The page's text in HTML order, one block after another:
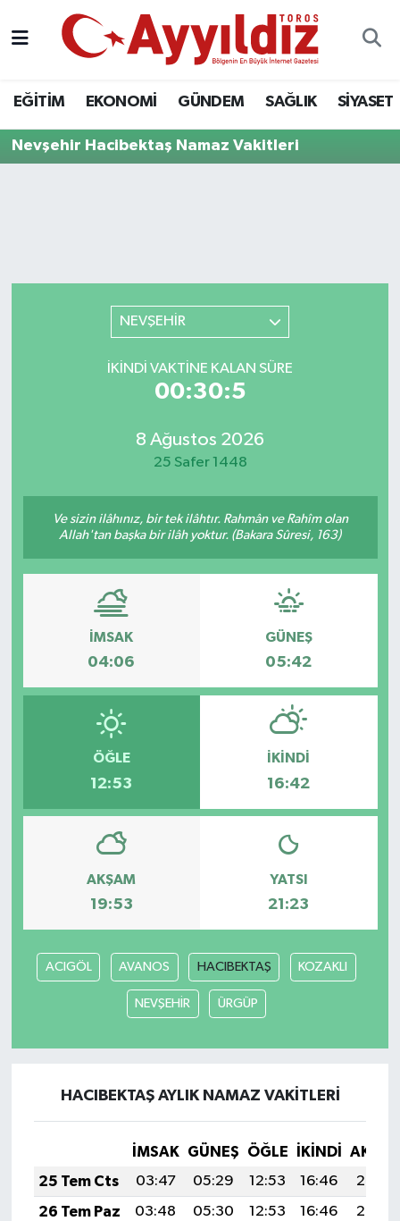
EĞİTİM EKONOMİ GÜNDEM SAĞLIK SİYASET
Nevşehir Hacibektaş Namaz Vakitleri
NEVŞEHİR
İKINDI VAKTINE KALAN SÜRE
00:30:5
8 Ağustos 2026
25 Safer 1448
Ve sizin ilâhınız, bir tek ilâhtır. Rahmân ve Rahîm olan
Allah'tan başka bir ilâh yoktur. (Bakara Sûresi, 163)
İMSAK
04:06
GÜNEŞ
05:42
ÖĞLE
12:53
İKINDI
16:42
AKŞAM
19:53
YATSI
21:23
ACIGÖL AVANOS HACIBEKTAŞ KOZAKLI
NEVŞEHİR ÜRGÜP
HACIBEKTAŞ AYLIK NAMAZ VAKITLERI
İMSAK GÜNEŞ ÖĞLE İKINDI
25 Tem Cts
03:47 05:29 12:53 16:46
20:07
26 Tem Paz
03:48 05:30 12:53 16:46
20:07